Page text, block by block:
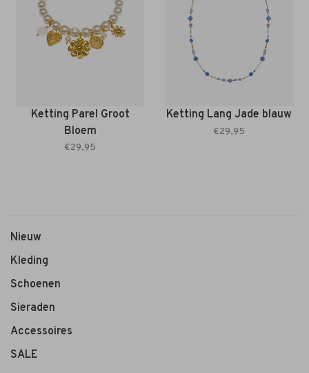
Ketting Parel Groot
Bloem
€29,95
Ketting Lang Jade blauw
€29,95
Nieuw
Kleding
Schoenen
Sieraden
Accessoires
SALE